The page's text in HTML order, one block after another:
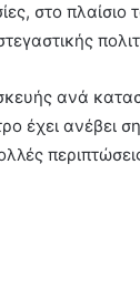
στο πλαίσιο
ανά
έχει ανέβει